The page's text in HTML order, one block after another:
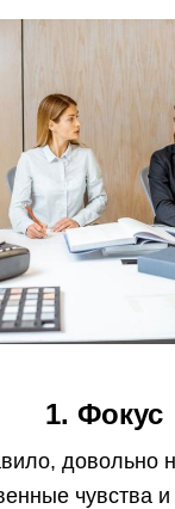
1. Фокус
довольно
чувства